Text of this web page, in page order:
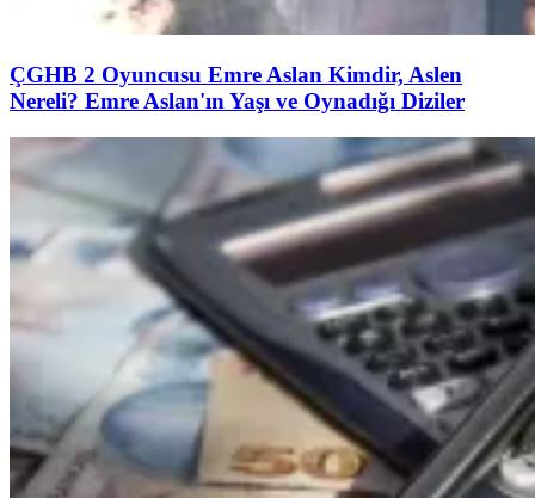
ÇGHB 2 Oyuncusu Emre Aslan Kimdir, Aslen
Nereli? Emre Aslan'ın Yaşı ve Oynadığı Diziler